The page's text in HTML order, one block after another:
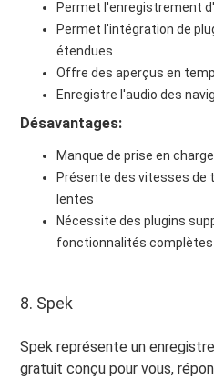
Permet l'enregistrement
Permet l'intégration de
étendues
Offre des aperçus en
Enregistre l'audio des
Désavantages:
Manque de prise en
Présente des vitesses
lentes
Nécessite des plugins
fonctionnalités complètes
8. Spek
Spek représente un
gratuit conçu pour vous,